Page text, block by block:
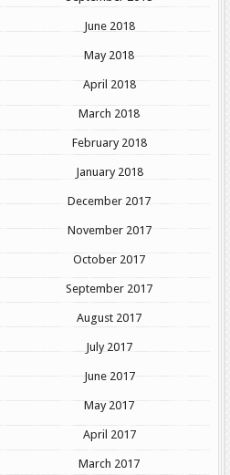
June 2018
May 2018
April 2018
March 2018
February 2018
January 2018
December 2017
November 2017
October 2017
September 2017
August 2017
July 2017
June 2017
May 2017
April 2017
March 2017